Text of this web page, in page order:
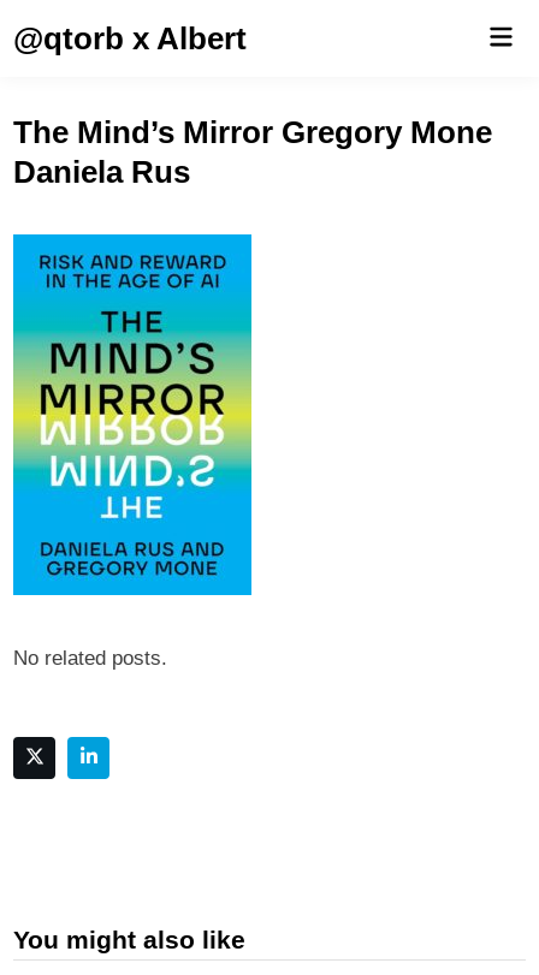
@qtorb x Albert
The Mind’s Mirror Gregory Mone
Daniela Rus
No related posts.
You might also like